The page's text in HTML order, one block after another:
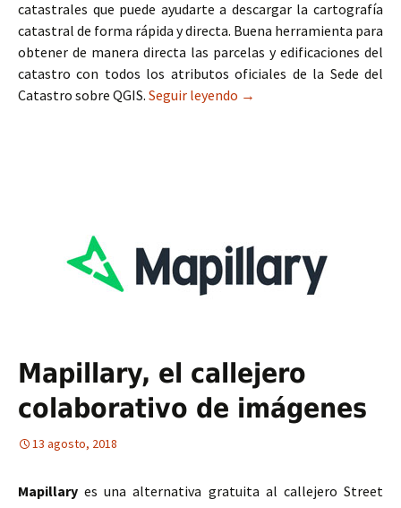
catastrales que puede ayudarte a descargar la cartografía
catastral de forma rápida y directa. Buena herramienta para
obtener de manera directa las parcelas y edificaciones del
catastro con todos los atributos oficiales de la Sede del
Catastro sobre QGIS. Seguir leyendo Descarga de cartografía
→
Mapillary, el callejero
colaborativo de imágenes
13 agosto, 2018
Mapillary es una alternativa gratuita al callejero Street